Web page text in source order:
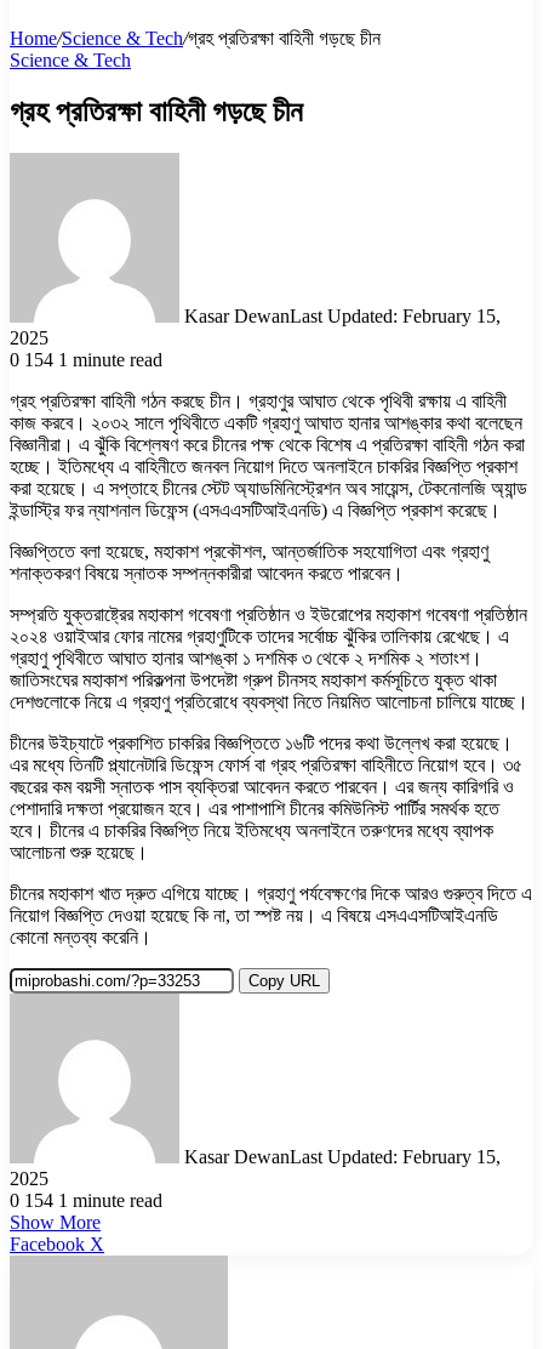
Home/Science & Tech/গ্রহ প্রতিরক্ষা বাহিনী গড়ছে চীন
Science & Tech
গ্রহ প্রতিরক্ষা বাহিনী গড়ছে চীন
Kasar DewanLast Updated: February 15,
2025
0 154 1 minute read
গ্রহ প্রতিরক্ষা বাহিনী গঠন করছে চীন। গ্রহাণুর আঘাত থেকে পৃথিবী রক্ষায় এ বাহিনী
কাজ করবে। ২০৩২ সালে পৃথিবীতে একটি গ্রহাণু আঘাত হানার আশঙ্কার কথা বলেছেন
বিজ্ঞানীরা। এ ঝুঁকি বিশ্লেষণ করে চীনের পক্ষ থেকে বিশেষ এ প্রতিরক্ষা বাহিনী গঠন করা
হচ্ছে। ইতিমধ্যে এ বাহিনীতে জনবল নিয়োগ দিতে অনলাইনে চাকরির বিজ্ঞপ্তি প্রকাশ
করা হয়েছে। এ সপ্তাহে চীনের স্টেট অ্যাডমিনিস্ট্রেশন অব সায়েন্স, টেকনোলজি অ্যান্ড
ইন্ডাস্ট্রি ফর ন্যাশনাল ডিফেন্স (এসএএসটিআইএনডি) এ বিজ্ঞপ্তি প্রকাশ করেছে।
বিজ্ঞপ্তিতে বলা হয়েছে, মহাকাশ প্রকৌশল, আন্তর্জাতিক সহযোগিতা এবং গ্রহাণু
শনাক্তকরণ বিষয়ে স্নাতক সম্পন্নকারীরা আবেদন করতে পারবেন।
সম্প্রতি যুক্তরাষ্ট্রের মহাকাশ গবেষণা প্রতিষ্ঠান ও ইউরোপের মহাকাশ গবেষণা প্রতিষ্ঠান
২০২৪ ওয়াইআর ফোর নামের গ্রহাণুটিকে তাদের সর্বোচ্চ ঝুঁকির তালিকায় রেখেছে। এ
গ্রহাণু পৃথিবীতে আঘাত হানার আশঙ্কা ১ দশমিক ৩ থেকে ২ দশমিক ২ শতাংশ।
জাতিসংঘের মহাকাশ পরিকল্পনা উপদেষ্টা গ্রুপ চীনসহ মহাকাশ কর্মসূচিতে যুক্ত থাকা
দেশগুলোকে নিয়ে এ গ্রহাণু প্রতিরোধে ব্যবস্থা নিতে নিয়মিত আলোচনা চালিয়ে যাচ্ছে।
চীনের উইচ্যাটে প্রকাশিত চাকরির বিজ্ঞপ্তিতে ১৬টি পদের কথা উল্লেখ করা হয়েছে।
এর মধ্যে তিনটি প্ল্যানেটারি ডিফেন্স ফোর্স বা গ্রহ প্রতিরক্ষা বাহিনীতে নিয়োগ হবে। ৩৫
বছরের কম বয়সী স্নাতক পাস ব্যক্তিরা আবেদন করতে পারবেন। এর জন্য কারিগরি ও
পেশাদারি দক্ষতা প্রয়োজন হবে। এর পাশাপাশি চীনের কমিউনিস্ট পার্টির সমর্থক হতে
হবে। চীনের এ চাকরির বিজ্ঞপ্তি নিয়ে ইতিমধ্যে অনলাইনে তরুণদের মধ্যে ব্যাপক
আলোচনা শুরু হয়েছে।
চীনের মহাকাশ খাত দ্রুত এগিয়ে যাচ্ছে। গ্রহাণু পর্যবেক্ষণের দিকে আরও গুরুত্ব দিতে এ
নিয়োগ বিজ্ঞপ্তি দেওয়া হয়েছে কি না, তা স্পষ্ট নয়। এ বিষয়ে এসএএসটিআইএনডি
কোনো মন্তব্য করেনি।
Copy URL
Kasar DewanLast Updated: February 15,
2025
0 154 1 minute read
Show More
Facebook X